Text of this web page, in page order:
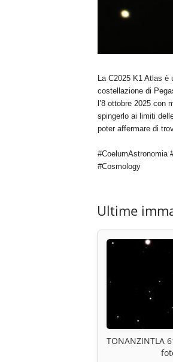
La C2025 K1 Atlas è
costellazione di
l’8 ottobre 2025 con
spingerlo ai limiti
poter affermare di
#CoelumAstronomia
#Cosmology
Ultime
TONANZINTLA